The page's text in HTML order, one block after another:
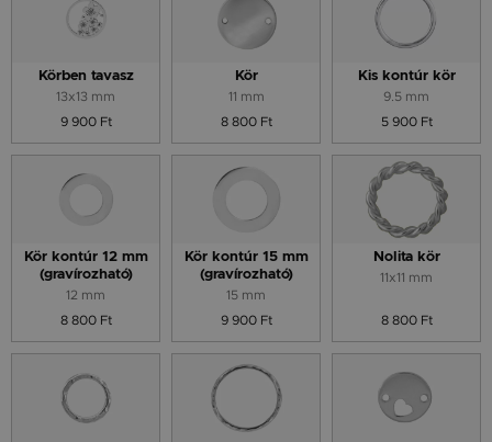
Körben tavasz
13x13 mm
9 900 Ft
Kör
11 mm
8 800 Ft
Kis kontúr kör
9.5 mm
5 900 Ft
Kör kontúr 12 mm
(gravírozható)
12 mm
8 800 Ft
Kör kontúr 15 mm
(gravírozható)
15 mm
9 900 Ft
Nolita kör
11x11 mm
8 800 Ft